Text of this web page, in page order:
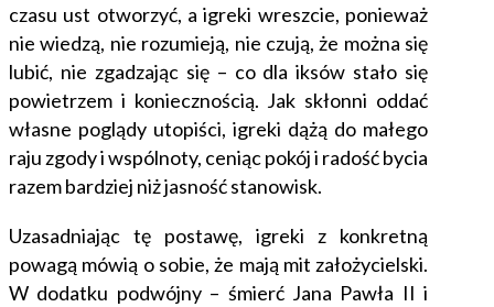
czasu ust otworzyć, a igreki wreszcie, ponieważ
nie wiedzą, nie rozumieją, nie czują, że można się
lubić, nie zgadzając się – co dla iksów stało się
powietrzem i koniecznością. Jak skłonni oddać
własne poglądy utopiści, igreki dążą do małego
raju zgody i wspólnoty, ceniąc pokój i radość bycia
razem bardziej niż jasność stanowisk.
Uzasadniając tę postawę, igreki z konkretną
powagą mówią o sobie, że mają mit założycielski.
W dodatku podwójny – śmierć Jana Pawła II i